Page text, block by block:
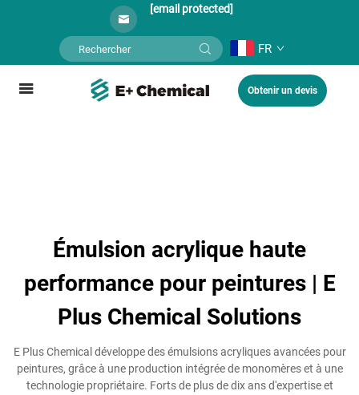
[email protected]
FR
Obtenir un devis
Émulsion acrylique haute
performance pour peintures | E
Plus Chemical Solutions
E Plus Chemical développe des émulsions acryliques avancées pour
peintures, grâce à une production intégrée de monomères et à une
technologie propriétaire. Forts de plus de dix ans d'expertise et